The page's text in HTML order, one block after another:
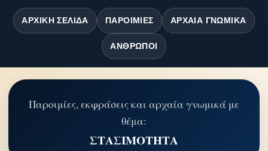
ΑΡΧΙΚΉ ΣΕΛΊΔΑ ΠΑΡΟΙΜΊΕΣ ΑΡΧΑΊΑ ΓΝΩΜΙΚΆ
ΆΝΘΡΩΠΟΙ
Παροιμίες, εκφράσεις και αρχαία γνωμικά με
θέμα:
ΣΤΑΣΙΜΟΤΗΤΑ